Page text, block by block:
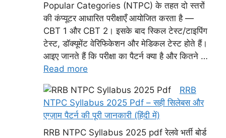
Popular Categories (NTPC) के तहत दो स्तरों
की कंप्यूटर आधारित परीक्षाएँ आयोजित करता है —
CBT 1 और CBT 2। इसके बाद स्किल टेस्ट/टाइपिंग
टेस्ट, डॉक्यूमेंट वेरिफिकेशन और मेडिकल टेस्ट होते हैं।
आइए जानते हैं कि परीक्षा का पैटर्न क्या है और कितने …
Read more
RRB
NTPC Syllabus 2025 Pdf – सही सिलेबस और
एग्ज़ाम पैटर्न की पूरी जानकारी (हिंदी में)
RRB NTPC Syllabus 2025 pdf रेलवे भर्ती बोर्ड